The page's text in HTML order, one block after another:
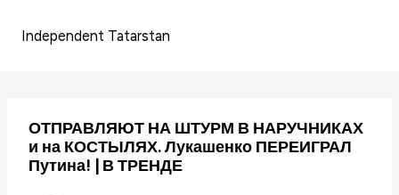
Independent Tatarstan
ОТПРАВЛЯЮТ НА ШТУРМ В НАРУЧНИКАХ
и на КОСТЫЛЯХ. Лукашенко ПЕРЕИГРАЛ
Путина! | В ТРЕНДЕ